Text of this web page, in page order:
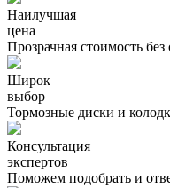
Наилучшая
цена
Прозрачная стоимость
Широк
выбор
Тормозные диски и
Консультация
экспертов
Поможем подобрать и